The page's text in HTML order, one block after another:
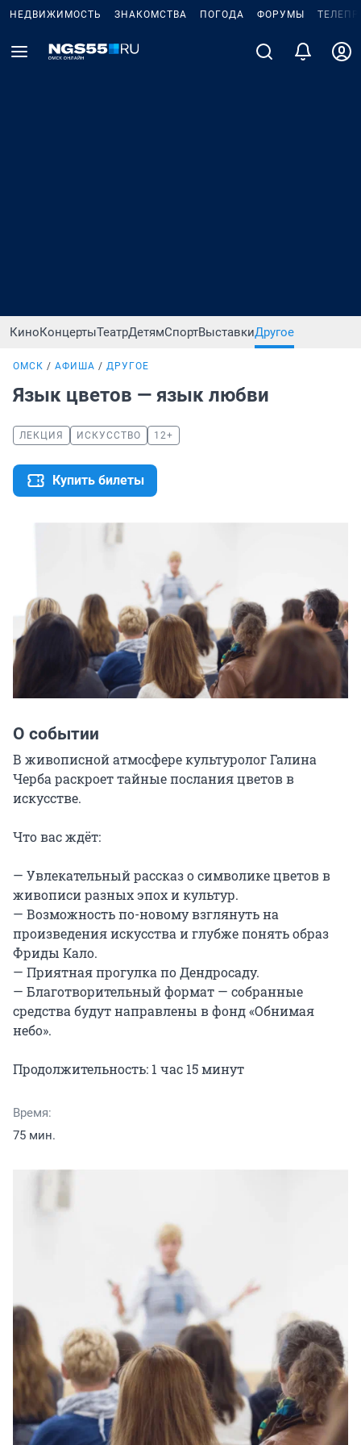
НЕДВИЖИМОСТЬ ЗНАКОМСТВА ПОГОДА ФОРУМЫ
КиноКонцертыТеатрДетямСпортВыставкиДругое
ОМСК АФИША ДРУГОЕ
Язык цветов — язык любви
ЛЕКЦИЯ ИСКУССТВО 12+
Купить билеты
О событии
В живописной атмосфере культуролог Галина
Черба раскроет тайные послания цветов в
искусстве.
Что вас ждёт:
— Увлекательный рассказ о символике цветов в
живописи разных эпох и культур.
— Возможность по-новому взглянуть на
произведения искусства и глубже понять образ
Фриды Кало.
— Приятная прогулка по Дендросаду.
— Благотворительный формат — собранные
средства будут направлены в фонд «Обнимая
небо».
Продолжительность: 1 час 15 минут
Время:
75 мин.